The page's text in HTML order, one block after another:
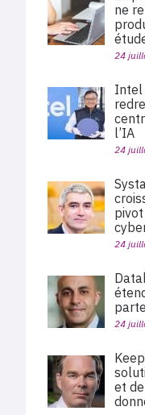
ne
24
Intel
l’IA
24
24
24
et